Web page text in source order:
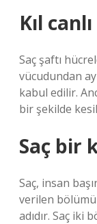
Kıl
Saç şaftı
vücudundan
kabul edilir.
bir şekilde
Saç bir
Saç, insan
verilen
adıdır. Saç iki